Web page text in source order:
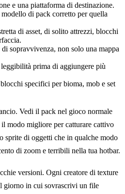
e una piattaforma di destinazione.
di pack corretto per quella
di asset, di solito attrezzi, blocchi
sopravvivenza, non solo una mappa
prima di aggiungere più
specifici per bioma, mob e set
Vedi il pack nel gioco normale
modo migliore per catturare cattivo
sprite di oggetti che in qualche modo
di zoom e terribili nella tua hotbar.
versioni. Ogni creatore di texture
giorno in cui sovrascrivi un file